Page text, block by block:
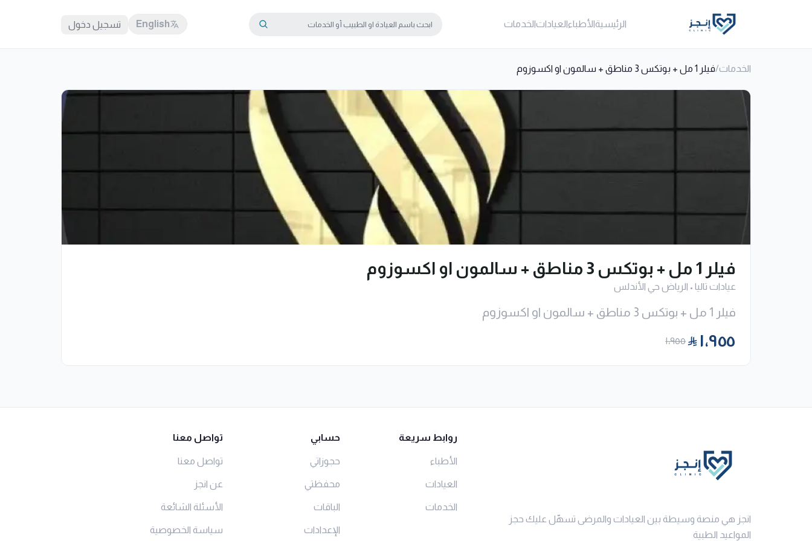
الرئيسيةالأطباءالعياداتالخدمات English تسجيل دخول
الخدمات/فيلر 1 مل + بوتكس 3 مناطق + سالمون او اكسوزوم
فيلر 1 مل + بوتكس 3 مناطق + سالمون او اكسوزوم
عيادات تاليا• الرياض حي الأندلس
فيلر 1 مل + بوتكس 3 مناطق + سالمون او اكسوزوم
١٬٩٥٥ ١٬٩٥٥
انجز هي منصة وسيطة بين العيادات والمرضى تسهّل عليك حجز
المواعيد الطبية
روابط سريعة
الأطباء
العيادات
الخدمات
حسابي
حجوزاتي
محفظتي
الباقات
الإعدادات
تواصل معنا
تواصل معنا
عن انجز
الأسئلة الشائعة
سياسة الخصوصية